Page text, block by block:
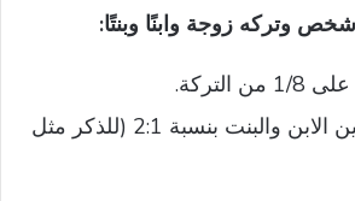
وتركه زوجة وابنًا وبنتًا:
يُقسم الباقي بين الابن والبنت بنسبة 2:1 (للذكر مثل